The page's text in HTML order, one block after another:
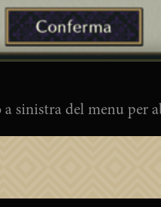
sinistra del menu per